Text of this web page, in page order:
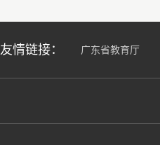
友情链接： 广东省教育厅